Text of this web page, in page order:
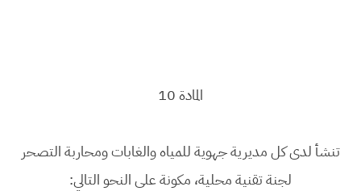
المادة 10
تنشأ لدى كل مديرية جهوية للمياه والغابات ومحاربة التصحر
لجنة تقنية محلية، مكونة على النحو التالي: